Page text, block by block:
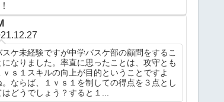
スケ未経験ですが中学バスケ部の顧問をするこ
になりました。率直に思ったことは、攻守とも
ｖｓ１スキルの向上が目的ということですよ
。ならば、１ｖｓ１を制しての得点を３点とし
はどうでしょう？すると１...